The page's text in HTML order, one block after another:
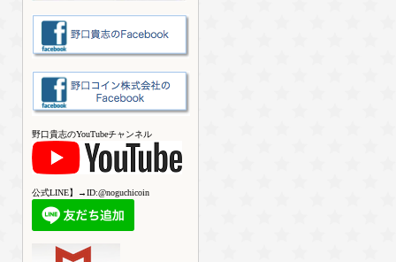
野口貴志のYouTubeチャンネル
公式LINE】→ID:@noguchicoin